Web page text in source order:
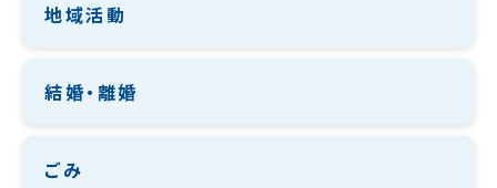
地域活動
結婚・離婚
ごみ